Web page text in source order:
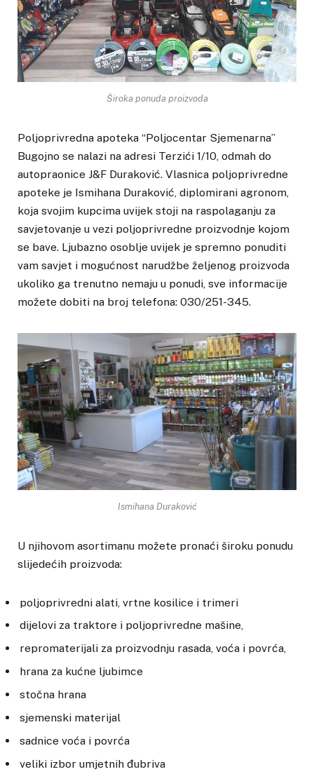
Široka ponuda proizvoda
Poljoprivredna apoteka “Poljocentar Sjemenarna”
Bugojno se nalazi na adresi Terzići 1/10, odmah do
autopraonice J&F Duraković. Vlasnica poljoprivredne
apoteke je Ismihana Duraković, diplomirani agronom,
koja svojim kupcima uvijek stoji na raspolaganju za
savjetovanje u vezi poljoprivredne proizvodnje kojom
se bave. Ljubazno osoblje uvijek je spremno ponuditi
vam savjet i mogućnost narudžbe željenog proizvoda
ukoliko ga trenutno nemaju u ponudi, sve informacije
možete dobiti na broj telefona: 030/251-345.
Ismihana Duraković
U njihovom asortimanu možete pronaći široku ponudu
slijedećih proizvoda:
poljoprivredni alati, vrtne kosilice i trimeri
dijelovi za traktore i poljoprivredne mašine,
repromaterijali za proizvodnju rasada, voća i povrća,
hrana za kućne ljubimce
stočna hrana
sjemenski materijal
sadnice voća i povrća
veliki izbor umjetnih đubriva